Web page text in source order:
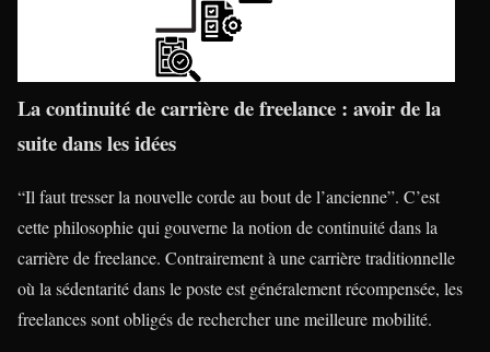
La continuité de carrière de freelance : avoir de la
suite dans les idées
“Il faut tresser la nouvelle corde au bout de l’ancienne”. C’est
cette philosophie qui gouverne la notion de continuité dans la
carrière de freelance. Contrairement à une carrière traditionnelle
où la sédentarité dans le poste est généralement récompensée, les
freelances sont obligés de rechercher une meilleure mobilité.